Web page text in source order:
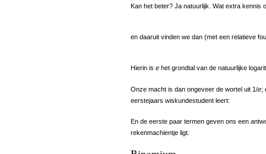
Kan het beter? Ja natuurlijk. Wat extra kennis
en daaruit vinden we dan (met een relatieve
Hierin is e het grondtal van de natuurlijke
Onze macht is dan ongeveer de wortel uit 1/e;
eerstejaars wiskundestudent leert:
En de eerste paar termen geven ons een
rekenmachientje ligt.